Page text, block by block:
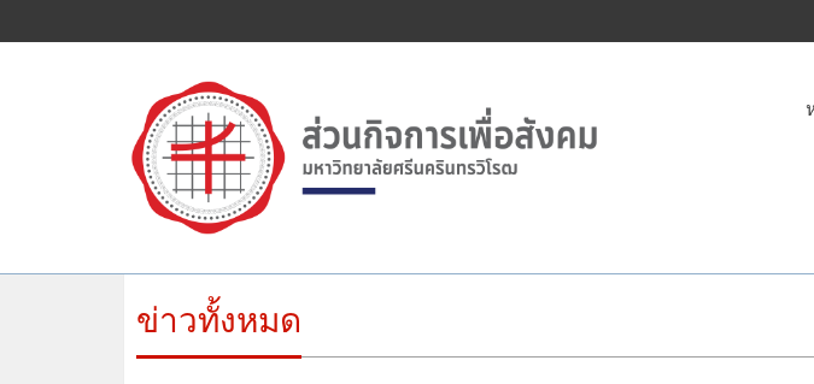
ข่าวทั้งหมด